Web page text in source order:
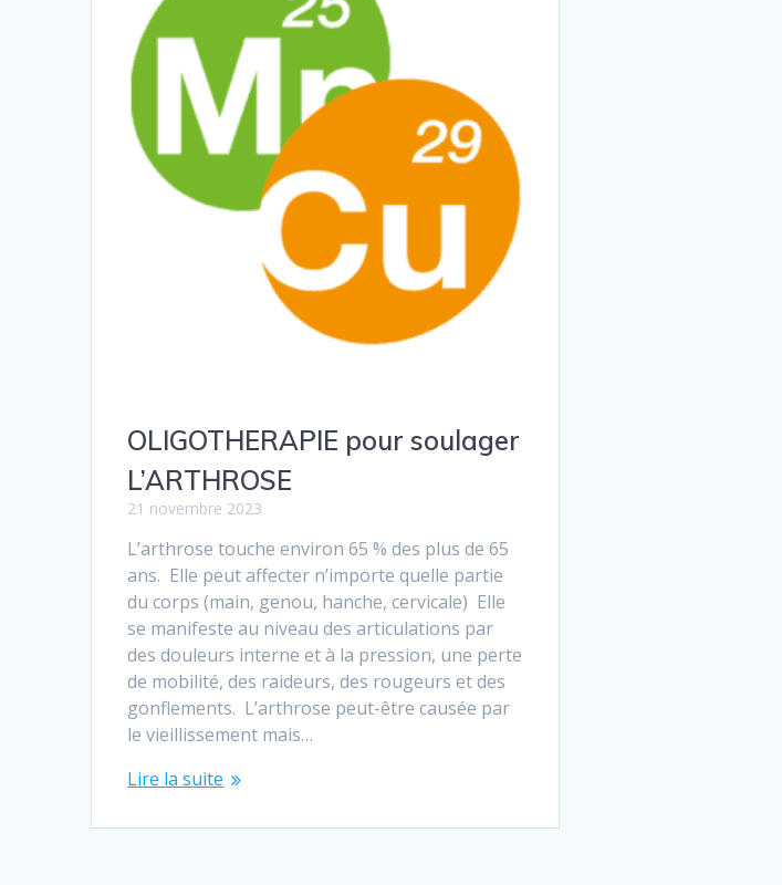
OLIGOTHERAPIE pour soulager
L’ARTHROSE
21 novembre 2023
L’arthrose touche environ 65 % des plus de 65
ans. Elle peut affecter n’importe quelle partie
du corps (main, genou, hanche, cervicale) Elle
se manifeste au niveau des articulations par
des douleurs interne et à la pression, une perte
de mobilité, des raideurs, des rougeurs et des
gonflements. L’arthrose peut-être causée par
le vieillissement mais…
Lire la suite